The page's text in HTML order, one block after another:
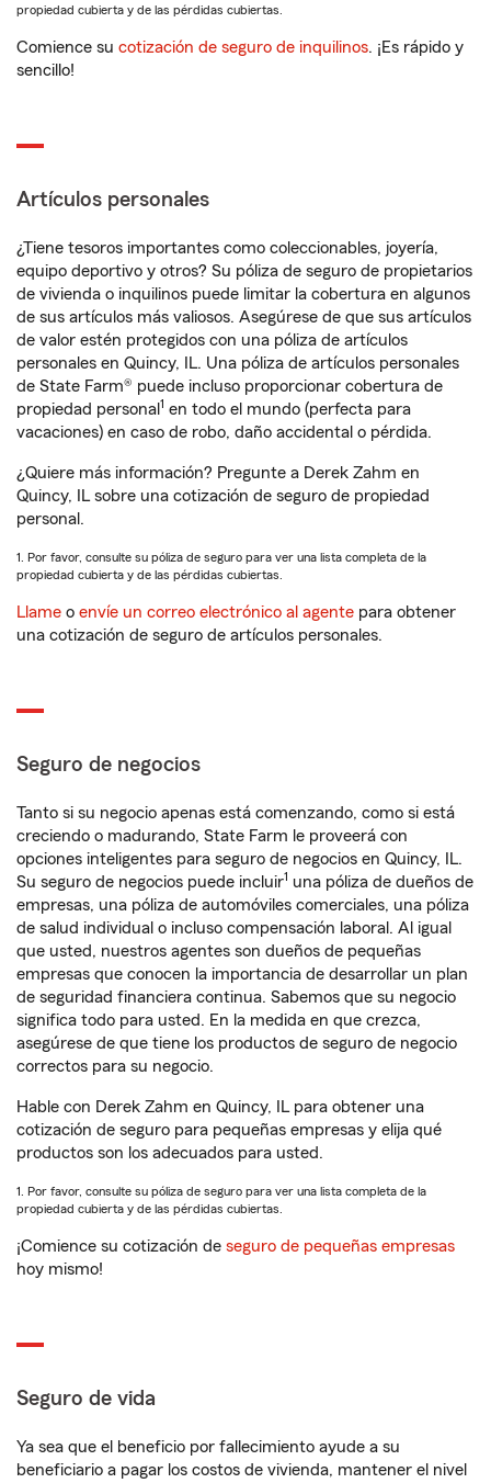
propiedad cubierta y de las pérdidas cubiertas.
Comience su cotización de seguro de inquilinos. ¡Es rápido y
sencillo!
Artículos personales
¿Tiene tesoros importantes como coleccionables, joyería,
equipo deportivo y otros? Su póliza de seguro de propietarios
de vivienda o inquilinos puede limitar la cobertura en algunos
de sus artículos más valiosos. Asegúrese de que sus artículos
de valor estén protegidos con una póliza de artículos
personales en Quincy, IL. Una póliza de artículos personales
de State Farm® puede incluso proporcionar cobertura de
propiedad personal 1 en todo el mundo (perfecta para
vacaciones) en caso de robo, daño accidental o pérdida.
¿Quiere más información? Pregunte a Derek Zahm en
Quincy, IL sobre una cotización de seguro de propiedad
personal.
1. Por favor, consulte su póliza de seguro para ver una lista completa de la
propiedad cubierta y de las pérdidas cubiertas.
Llame o envíe un correo electrónico al agente para obtener
una cotización de seguro de artículos personales.
Seguro de negocios
Tanto si su negocio apenas está comenzando, como si está
creciendo o madurando, State Farm le proveerá con
opciones inteligentes para seguro de negocios en Quincy, IL.
Su seguro de negocios puede incluir1 una póliza de dueños de
empresas, una póliza de automóviles comerciales, una póliza
de salud individual o incluso compensación laboral. Al igual
que usted, nuestros agentes son dueños de pequeñas
empresas que conocen la importancia de desarrollar un plan
de seguridad financiera continua. Sabemos que su negocio
significa todo para usted. En la medida en que crezca,
asegúrese de que tiene los productos de seguro de negocio
correctos para su negocio.
Hable con Derek Zahm en Quincy, IL para obtener una
cotización de seguro para pequeñas empresas y elija qué
productos son los adecuados para usted.
1. Por favor, consulte su póliza de seguro para ver una lista completa de la
propiedad cubierta y de las pérdidas cubiertas.
¡Comience su cotización de seguro de pequeñas empresas
hoy mismo!
Seguro de vida
Ya sea que el beneficio por fallecimiento ayude a su
beneficiario a pagar los costos de vivienda, mantener el nivel